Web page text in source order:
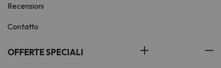
Recensioni
Contatto
OFFERTE SPECIALI